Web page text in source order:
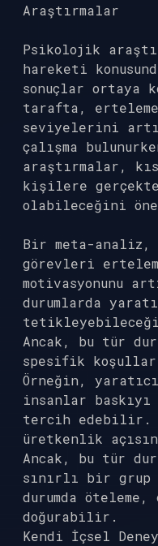
Araştırmalar
Psikolojik
hareketi
sonuçlar ortaya
tarafta,
seviyelerini
çalışma
araştırmalar,
kişilere
olabileceğini
Bir meta-
görevleri
motivasyonunu
durumlarda
Ancak, bu tür
spesifik
Örneğin,
insanlar baskıyı
tercih edebilir.
üretkenlik
Ancak, bu tür
sınırlı bir
durumda öteleme,
doğurabilir.
Kendi İçsel